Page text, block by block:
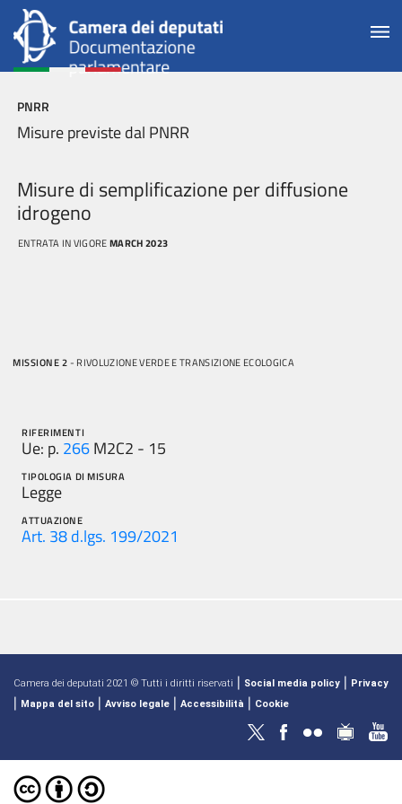
PNRR
Misure previste dal PNRR
Misure di semplificazione per diffusione
idrogeno
ENTRATA IN VIGOREMARCH 2023
MISSIONE 2 - RIVOLUZIONE VERDE E TRANSIZIONE ECOLOGICA
RIFERIMENTI
Ue: p. 266M2C2 - 15
TIPOLOGIA DI MISURA
Legge
ATTUAZIONE
Art. 38 d.lgs. 199/2021
Camera dei deputati 2021 © Tutti i diritti riservati | Social media policy | Privacy
| Mappa del sito | Avviso legale | Accessibilità | Cookie